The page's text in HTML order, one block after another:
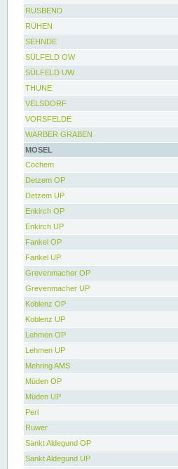
RUSBEND
RÜHEN
SEHNDE
SÜLFELD OW
SÜLFELD UW
THUNE
VELSDORF
VORSFELDE
WARBER GRABEN
MOSEL
Cochem
Detzem OP
Detzem UP
Enkirch OP
Enkirch UP
Fankel OP
Fankel UP
Grevenmacher OP
Grevenmacher UP
Koblenz OP
Koblenz UP
Lehmen OP
Lehmen UP
Mehring AMS
Müden OP
Müden UP
Perl
Ruwer
Sankt Aldegund OP
Sankt Aldegund UP